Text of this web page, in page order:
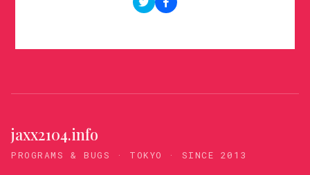
jaxx2104.info
PROGRAMS & BUGS · TOKYO · SINCE 2013